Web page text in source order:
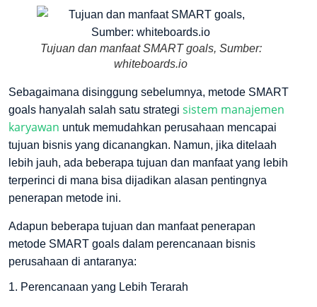
Tujuan dan manfaat SMART goals, Sumber:
whiteboards.io
Sebagaimana disinggung sebelumnya, metode SMART
goals hanyalah salah satu strategi sistem manajemen
karyawan untuk memudahkan perusahaan mencapai
tujuan bisnis yang dicanangkan. Namun, jika ditelaah
lebih jauh, ada beberapa tujuan dan manfaat yang lebih
terperinci di mana bisa dijadikan alasan pentingnya
penerapan metode ini.
Adapun beberapa tujuan dan manfaat penerapan
metode SMART goals dalam perencanaan bisnis
perusahaan di antaranya:
1. Perencanaan yang Lebih Terarah